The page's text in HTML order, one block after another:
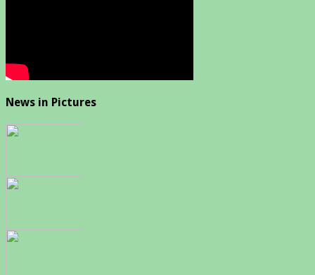
News in Pictures